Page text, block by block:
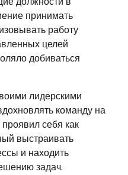
принимать
работу
целей
добиваться
лидерскими
команду на
себя как
выстраивать
и находить
задач.